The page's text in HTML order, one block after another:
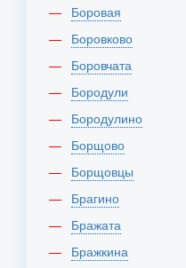
Боровая
Боровково
Боровчата
Бородули
Бородулино
Борщово
Борщовцы
Брагино
Бражата
Бражкина